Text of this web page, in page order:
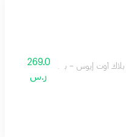
بلاك أوت إيوس – بني (bla100)
269.0
ر.س